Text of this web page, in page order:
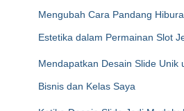
Mengubah Cara Pandang
Estetika dalam Permainan Slot
Mendapatkan Desain Slide Unik
Bisnis dan Kelas Saya